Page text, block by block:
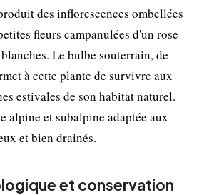
des inflorescences ombellées
fleurs campanulées d'un rose
Le bulbe souterrain, de
à cette plante de survivre aux
estivales de son habitat naturel.
alpine et subalpine adaptée aux
et bien drainés.
et conservation